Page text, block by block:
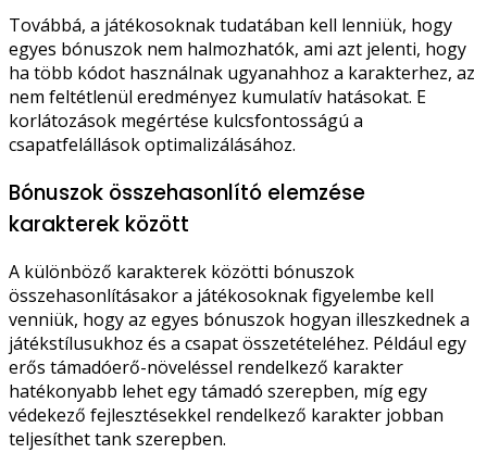
Továbbá, a játékosoknak tudatában kell lenniük, hogy
egyes bónuszok nem halmozhatók, ami azt jelenti, hogy
ha több kódot használnak ugyanahhoz a karakterhez, az
nem feltétlenül eredményez kumulatív hatásokat. E
korlátozások megértése kulcsfontosságú a
csapatfelállások optimalizálásához.
Bónuszok összehasonlító elemzése
karakterek között
A különböző karakterek közötti bónuszok
összehasonlításakor a játékosoknak figyelembe kell
venniük, hogy az egyes bónuszok hogyan illeszkednek a
játékstílusukhoz és a csapat összetételéhez. Például egy
erős támadóerő-növeléssel rendelkező karakter
hatékonyabb lehet egy támadó szerepben, míg egy
védekező fejlesztésekkel rendelkező karakter jobban
teljesíthet tank szerepben.